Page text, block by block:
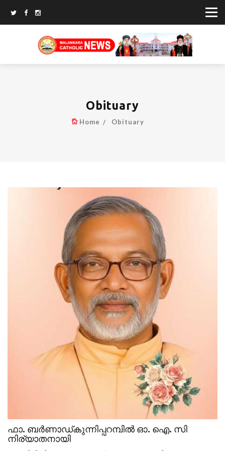
Obituary
Home Obituary
ഫാ. ബർണാഡ്കുന്നിപ്പറമ്പിൽ ഓ. ഐ. സി
നിര്യാതനായി